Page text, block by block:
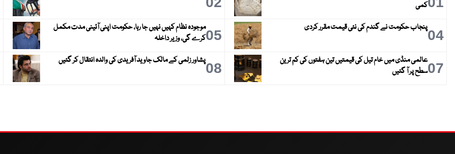
کمی
04پنجاب حکومت نے گندم کی نئی قیمت مقرر کردی 05موجودہ نظام کہیں نہیں جا رہا، حکومت اپنی آئینی مدت مکمل
کرے گی، وزیر داخلہ
07عالمی منڈی میں خام تیل کی قیمتیں تین ہفتوں کی کم ترین
سطح پر آ گئیں
08پشاور زلمی کے مالک جاوید آفریدی کی والدہ انتقال کر گئیں